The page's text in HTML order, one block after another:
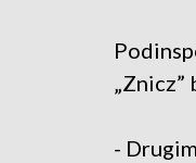
„Znicz”
-